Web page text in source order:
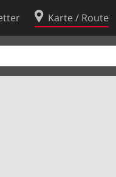
Karte / Route